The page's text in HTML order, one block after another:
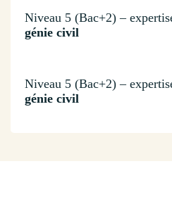
Niveau 5 (Bac+2) –
génie civil
Niveau 5 (Bac+2) –
génie civil